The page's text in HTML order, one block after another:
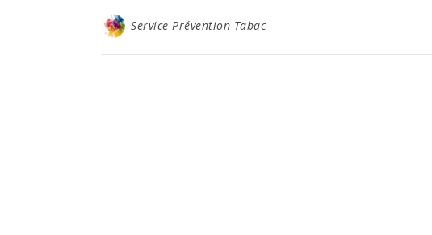
Service Prévention Tabac